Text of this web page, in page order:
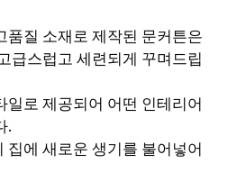
품질 소재로 제작된 문커튼은
급스럽고 세련되게 꾸며드립
일로 제공되어 어떤 인테리어
.
집에 새로운 생기를 불어넣어